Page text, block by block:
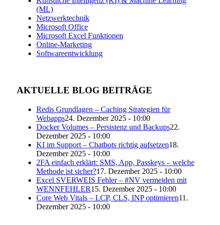
(ML)
Netzwerktechnik
Microsoft Office
Microsoft Excel Funktionen
Online-Marketing
Softwareentwicklung
AKTUELLE BLOG BEITRÄGE
Redis Grundlagen – Caching Strategien für
Webapps24. Dezember 2025 - 10:00
Docker Volumes – Persistenz und Backups22.
Dezember 2025 - 10:00
KI im Support – Chatbots richtig aufsetzen18.
Dezember 2025 - 10:00
2FA einfach erklärt: SMS, App, Passkeys – welche
Methode ist sicher?17. Dezember 2025 - 10:00
Excel SVERWEIS Fehler – #NV vermeiden mit
WENNFEHLER15. Dezember 2025 - 10:00
Core Web Vitals – LCP, CLS, INP optimieren11.
Dezember 2025 - 10:00